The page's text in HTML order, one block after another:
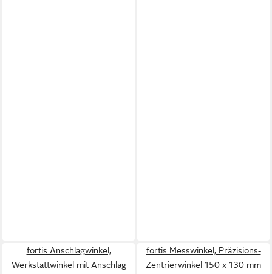
fortis Anschlagwinkel,
Werkstattwinkel mit Anschlag
fortis Messwinkel, Präzisions-
Zentrierwinkel 150 x 130 mm